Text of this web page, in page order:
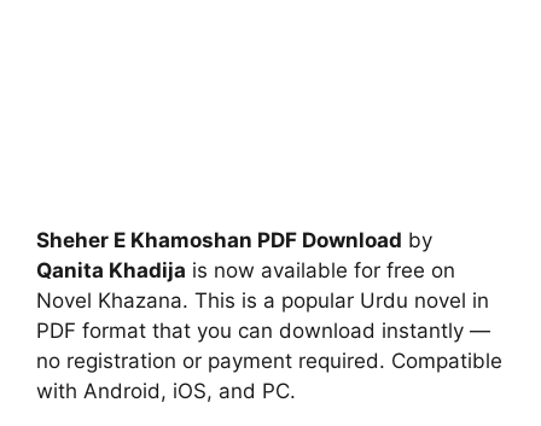
Sheher E Khamoshan PDF Download by
Qanita Khadija is now available for free on
Novel Khazana. This is a popular Urdu novel in
PDF format that you can download instantly —
no registration or payment required. Compatible
with Android, iOS, and PC.